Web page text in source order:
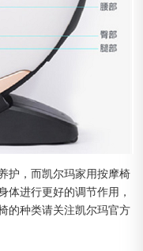
护，而凯尔玛家用按摩椅
体进行更好的调节作用，
的种类请关注凯尔玛官方